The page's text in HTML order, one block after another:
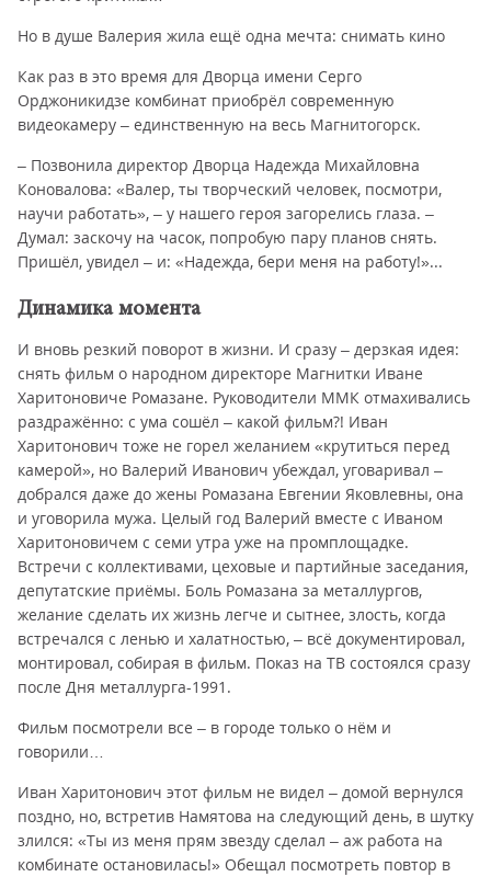
Но в душе Валерия жила ещё одна мечта: снимать кино
Как раз в это время для Дворца имени Серго
Орджоникидзе комбинат приобрёл современную
видеокамеру – единственную на весь Магнитогорск.
– Позвонила директор Дворца Надежда Михайловна
Коновалова: «Валер, ты творческий человек, посмотри,
научи работать», – у нашего героя загорелись глаза. –
Думал: заскочу на часок, попробую пару планов снять.
Пришёл, увидел – и: «Надежда, бери меня на работу!»...
Динамика момента
И вновь резкий поворот в жизни. И сразу – дерзкая идея:
снять фильм о народном директоре Магнитки Иване
Харитоновиче Ромазане. Руководители ММК отмахивались
раздражённо: с ума сошёл – какой фильм?! Иван
Харитонович тоже не горел желанием «крутиться перед
камерой», но Валерий Иванович убеждал, уговаривал –
добрался даже до жены Ромазана Евгении Яковлевны, она
и уговорила мужа. Целый год Валерий вместе с Иваном
Харитоновичем с семи утра уже на промплощадке.
Встречи с коллективами, цеховые и партийные заседания,
депутатские приёмы. Боль Ромазана за металлургов,
желание сделать их жизнь легче и сытнее, злость, когда
встречался с ленью и халатностью, – всё документировал,
монтировал, собирая в фильм. Показ на ТВ состоялся сразу
после Дня металлурга-1991.
Фильм посмотрели все – в городе только о нём и
говорили…
Иван Харитонович этот фильм не видел – домой вернулся
поздно, но, встретив Намятова на следующий день, в шутку
злился: «Ты из меня прям звезду сделал – аж работа на
комбинате остановилась!» Обещал посмотреть повтор в